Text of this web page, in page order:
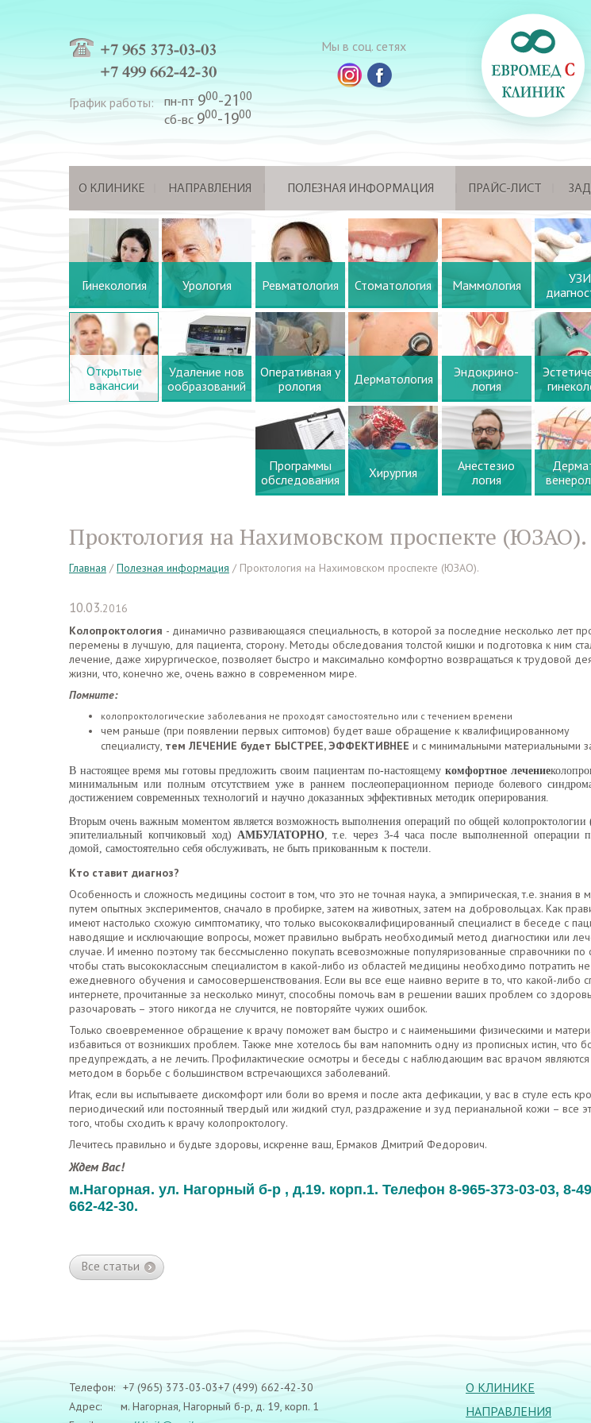
+7 965 373-03-03
+7 499 662-42-30
График работы: пн-пт 900-21 00
сб-вс 900-1900
Мы в соц. сетях
О КЛИНИКЕ НАПРАВЛЕНИЯ ПОЛЕЗНАЯ ИНФОРМАЦИЯ ПРАЙС-ЛИСТ
Гинекология Урология Ревматология Стоматология Маммология
УЗИ
Открытые
вакансии
Удаление нов
ообразований
Оперативная у
рология
Дерматология
Эндокрино-
логия
Программы
обследования
Хирургия
Анестезио
логия
Проктология на Нахимовском проспекте (ЮЗАО).
Главная / Полезная информация / Проктология на Нахимовском проспекте (ЮЗАО).
10.03.2016
Колопроктология - динамично развивающаяся специальность, в которой за последние несколько лет
перемены в лучшую, для пациента, сторону. Методы обследования толстой кишки и подготовка к ним
лечение, даже хирургическое, позволяет быстро и максимально комфортно возвращаться к трудовой
жизни, что, конечно же, очень важно в современном мире.
Помните:
колопроктологические заболевания не проходят самостоятельно или с течением времени
чем раньше (при появлении первых сиптомов) будет ваше обращение к квалифицированному
специалисту, тем ЛЕЧЕНИЕ будет БЫСТРЕЕ, ЭФФЕКТИВНЕЕ и с минимальными материальными
В настоящее время мы готовы предложить своим пациентам по-настоящему комфортное лечение
минимальным или полным отсутствием уже в раннем послеоперационном периоде болевого
достижением современных технологий и научно доказанных эффективных методик оперирования.
Вторым очень важным моментом является возможность выполнения операций по общей
эпителиальный копчиковый ход) АМБУЛАТОРНО, т.е. через 3-4 часа после выполненной операции
домой, самостоятельно себя обслуживать, не быть прикованным к постели.
Кто ставит диагноз?
Особенность и сложность медицины состоит в том, что это не точная наука, а эмпирическая, т.е. знания в
путем опытных экспериментов, сначало в пробирке, затем на животных, затем на добровольцах. Как
имеют настолько схожую симптоматику, что только высококвалифицированный специалист в беседе с
наводящие и исключающие вопросы, может правильно выбрать необходимый метод диагностики или
случае. И именно поэтому так бессмысленно покупать всевозможные популяризованные справочники
чтобы стать высококлассным специалистом в какой-либо из областей медицины необходимо потратить
ежедневного обучения и самосовершенствования. Если вы все еще наивно верите в то, что какой-либо
интернете, прочитанные за несколько минут, способны помочь вам в решении ваших проблем со
разочаровать – этого никогда не случится, не повторяйте чужих ошибок.
Только своевременное обращение к врачу поможет вам быстро и с наименьшими физическими и
избавиться от возникших проблем. Также мне хотелось бы вам напомнить одну из прописных истин, что
предупреждать, а не лечить. Профилактические осмотры и беседы с наблюдающим вас врачом
методом в борьбе с большинством встречающихся заболеваний.
Итак, если вы испытываете дискомфорт или боли во время и после акта дефикации, у вас в стуле есть
периодический или постоянный твердый или жидкий стул, раздражение и зуд перианальной кожи – все
того, чтобы сходить к врачу колопроктологу.
Лечитесь правильно и будьте здоровы, искренне ваш, Ермаков Дмитрий Федорович.
Ждем Вас!
м.Нагорная. ул. Нагорный б-р , д.19. корп.1. Телефон 8-965-373-03-03, 8-
662-42-30.
Все статьи
Телефон: +7 (965) 373-03-03+7 (499) 662-42-30
Адрес:
м. Нагорная, Нагорный б-р, д. 19, корп. 1
О КЛИНИКЕ
НАПРАВЛЕНИЯ